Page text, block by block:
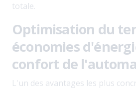
totale.
Optimisation du
économies
confort de
L'un des avantages les plus